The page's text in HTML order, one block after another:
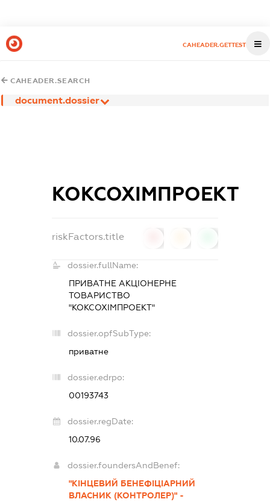
CAHEADER.GETTEST
CAHEADER.SEARCH
document.dossier
КОКСОХІМПРОЕКТ
riskFactors.title
dossier.fullName:
ПРИВАТНЕ АКЦІОНЕРНЕ
ТОВАРИСТВО
"КОКСОХІМПРОЕКТ"
dossier.opfSubType:
приватне
dossier.edrpo:
00193743
dossier.regDate:
10.07.96
dossier.foundersAndBenef:
"КІНЦЕВИЙ БЕНЕФІЦІАРНИЙ
ВЛАСНИК (КОНТРОЛЕР)" -